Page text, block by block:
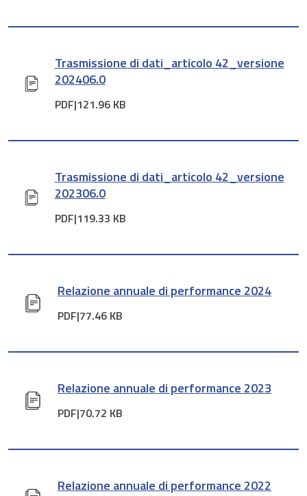
Trasmissione di dati_articolo 42_versione
202406.0
PDF|121.96 KB
Trasmissione di dati_articolo 42_versione
202306.0
PDF|119.33 KB
Relazione annuale di performance 2024
PDF|77.46 KB
Relazione annuale di performance 2023
PDF|70.72 KB
Relazione annuale di performance 2022